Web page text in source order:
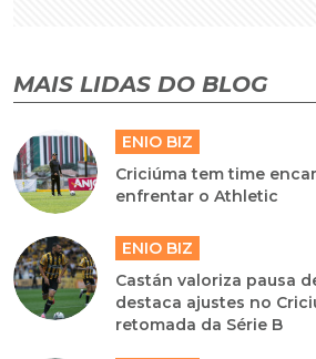
MAIS LIDAS DO BLOG
ENIO BIZ
Criciúma tem time
enfrentar o Athletic
ENIO BIZ
Castán valoriza pausa
destaca ajustes no
retomada da Série B